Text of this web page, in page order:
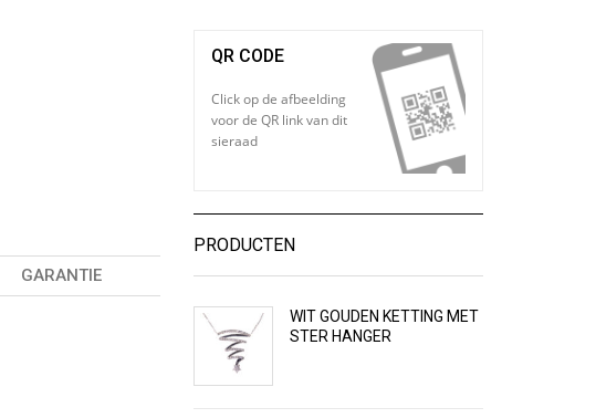
GARANTIE
QR CODE
Click op de afbeelding
voor de QR link van dit
sieraad
PRODUCTEN
WIT GOUDEN KETTING MET
STER HANGER